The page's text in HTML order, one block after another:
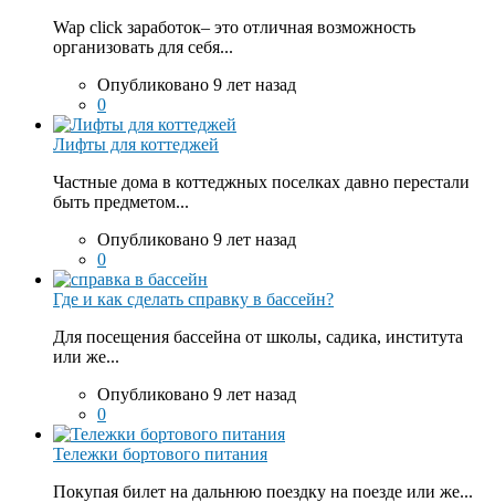
Wap click заработок– это отличная возможность
организовать для себя...
Опубликовано 9 лет назад
0
Лифты для коттеджей
Частные дома в коттеджных поселках давно перестали
быть предметом...
Опубликовано 9 лет назад
0
Где и как сделать справку в бассейн?
Для посещения бассейна от школы, садика, института
или же...
Опубликовано 9 лет назад
0
Тележки бортового питания
Покупая билет на дальнюю поездку на поезде или же...